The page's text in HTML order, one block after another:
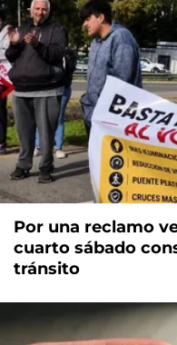
Por una reclamo
cuarto sábado
tránsito